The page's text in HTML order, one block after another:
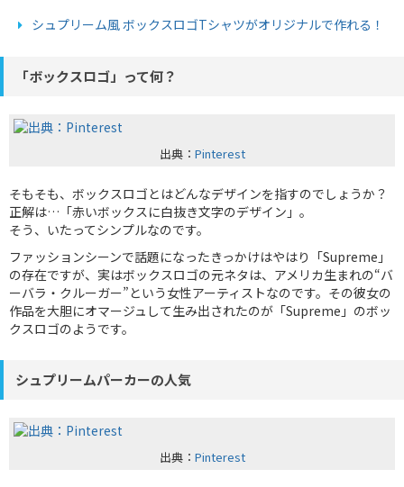
シュプリーム風 ボックスロゴTシャツがオリジナルで作れる！
「ボックスロゴ」って何？
出典： Pinterest
そもそも、ボックスロゴとはどんなデザインを指すのでしょうか？
正解は…「赤いボックスに白抜き文字のデザイン」。
そう、いたってシンプルなのです。
ファッションシーンで話題になったきっかけはやはり「Supreme」
の存在ですが、実はボックスロゴの元ネタは、アメリカ生まれの“バ
ーバラ・クルーガー”という女性アーティストなのです。その彼女の
作品を大胆にオマージュして生み出されたのが「Supreme」のボッ
クスロゴのようです。
シュプリームパーカーの人気
出典： Pinterest